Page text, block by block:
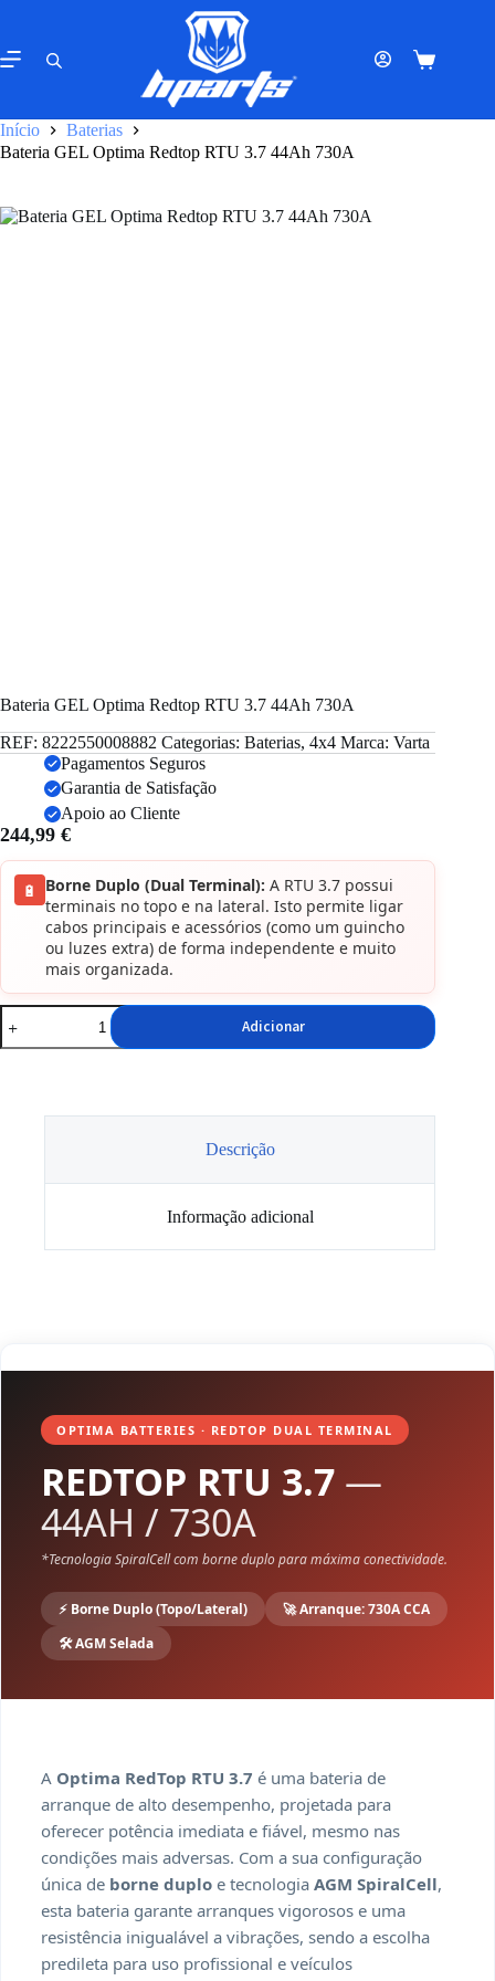
o
conteúdo
Carrinho
Início
Baterias
Bateria GEL Optima Redtop RTU 3.7 44Ah 730A
Bateria GEL Optima Redtop RTU 3.7 44Ah 730A
REF: 8222550008882 Categorias: Baterias, 4x4 Marca: Varta
Pagamentos Seguros
Garantia de Satisfação
Apoio ao Cliente
244,99 €
🔋 Borne Duplo (Dual Terminal): A RTU 3.7 possui
terminais no topo e na lateral. Isto permite ligar
cabos principais e acessórios (como um guincho
ou luzes extra) de forma independente e muito
mais organizada.
Quantidade
de
Bateria
Adicionar
Descrição
Informação adicional
OPTIMA BATTERIES · REDTOP DUAL TERMINAL
REDTOP RTU 3.7 —
44AH / 730A
*Tecnologia SpiralCell com borne duplo para máxima conectividade.
⚡ Borne Duplo (Topo/Lateral)
🚀 Arranque: 730A CCA
🛠️ AGM Selada
A Optima RedTop RTU 3.7 é uma bateria de
arranque de alto desempenho, projetada para
oferecer potência imediata e fiável, mesmo nas
condições mais adversas. Com a sua configuração
única de borne duplo e tecnologia AGM SpiralCell,
esta bateria garante arranques vigorosos e uma
resistência inigualável a vibrações, sendo a escolha
predileta para uso profissional e veículos